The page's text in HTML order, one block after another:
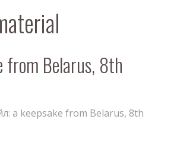
from Belarus, 8th
a keepsake from Belarus, 8th